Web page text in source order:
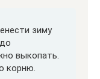
зиму
выкопать.
корню.